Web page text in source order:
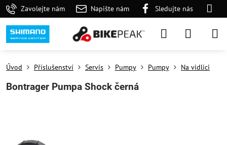
Zavolejte nám Napište nám Sledujte nás
Úvod Příslušenství Servis Pumpy Pumpy Na vidlici
Bontrager Pumpa Shock černá